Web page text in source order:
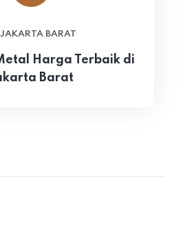
JAKARTA BARAT
Harga Terbaik di
Barat